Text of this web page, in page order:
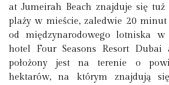
at Jumeirah Beach znajduje się tuż
plaży w mieście, zaledwie 20 minut
od międzynarodowego lotniska w
hotel Four Seasons Resort Dubai
położony jest na terenie o
hektarów, na którym znajdują